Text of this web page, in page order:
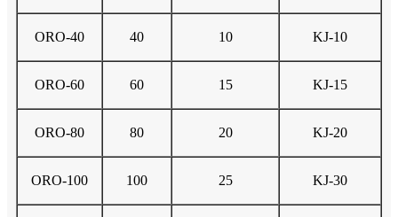
ORO-40 40 10 KJ-10
ORO-60 60 15 KJ-15
ORO-80 80 20 KJ-20
ORO-100 100 25 KJ-30